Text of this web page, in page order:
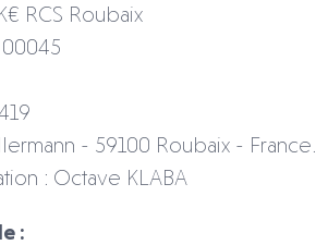
RCS Roubaix
- 59100 Roubaix - France.
: Octave KLABA
: